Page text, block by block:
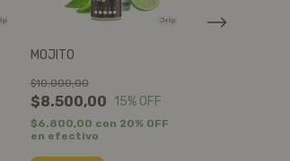
MOJITO
$8.500,00
$10.000,00
15% OFF
$6.800,00 con 20% OFF
en efectivo